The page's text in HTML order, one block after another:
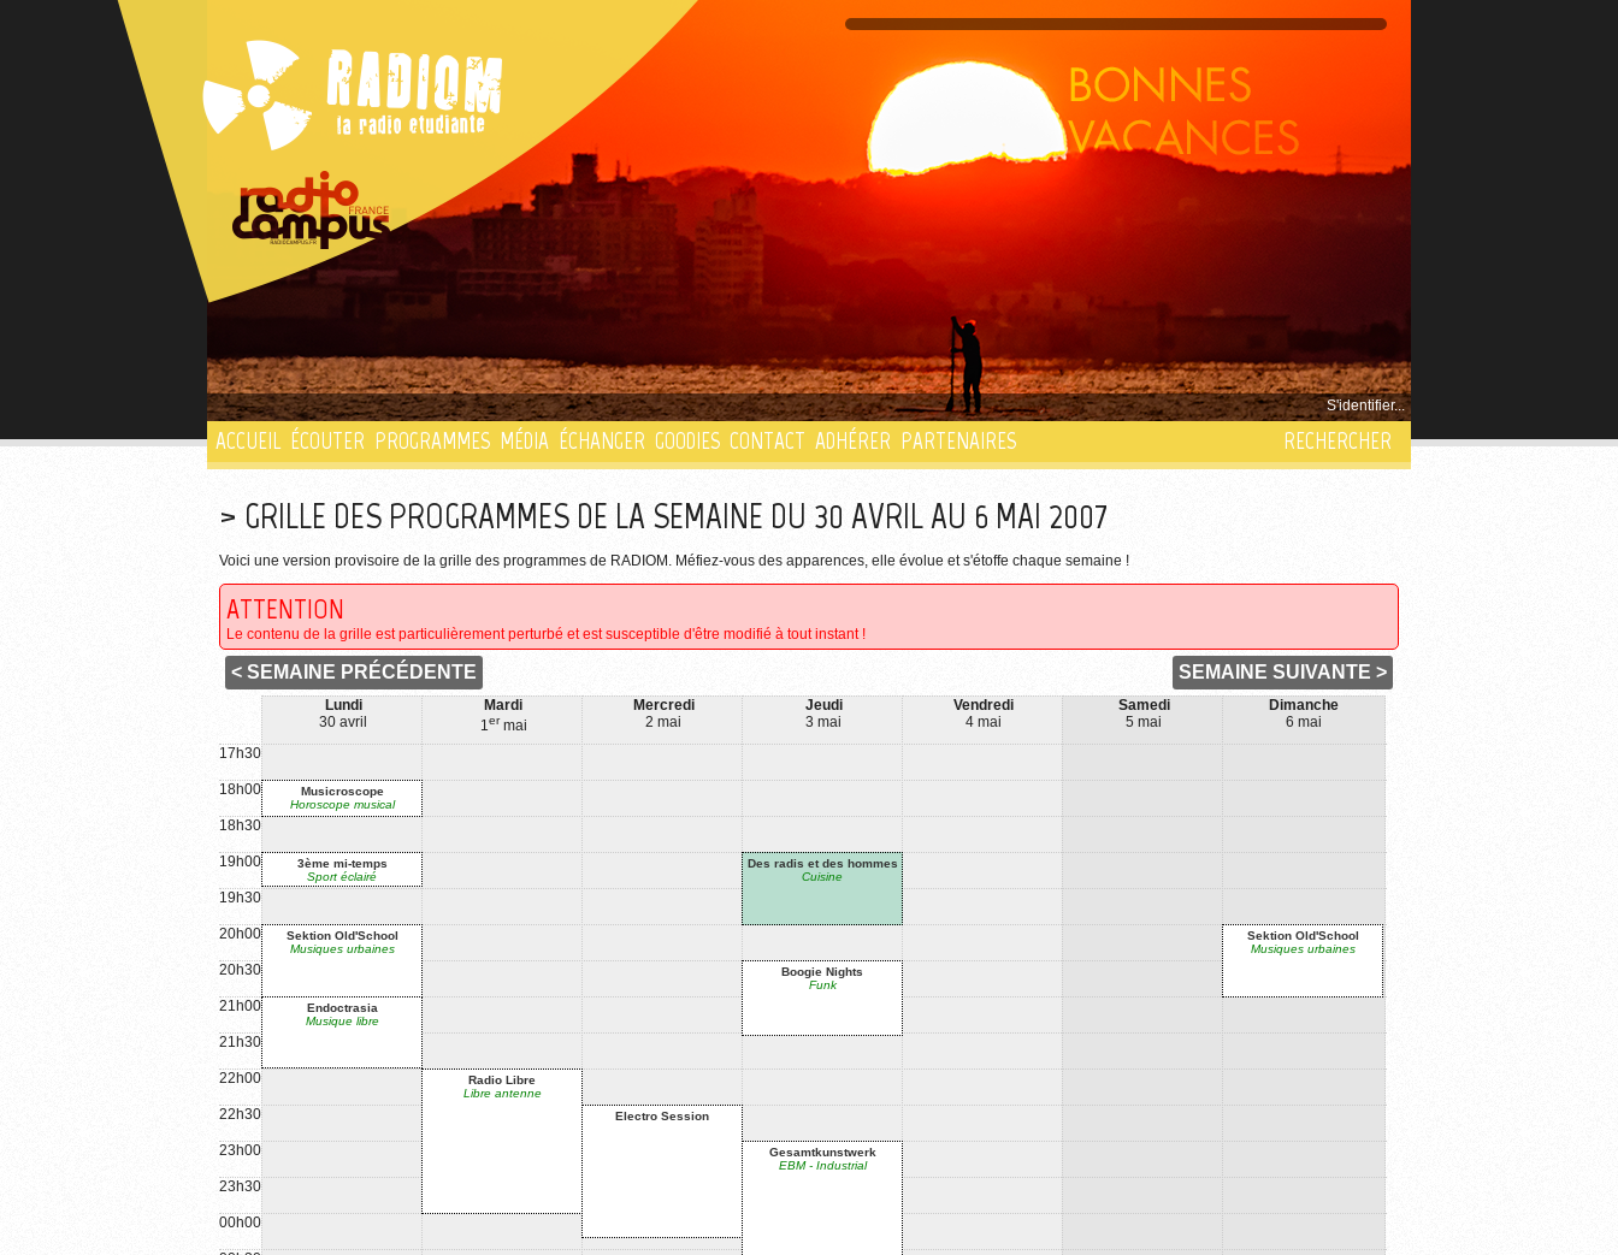
S'identifier...
ACCUEIL ÉCOUTER PROGRAMMES MÉDIA ÉCHANGER GOODIES CONTACT ADHÉRER PARTENAIRES RECHERCHER
GRILLE DES PROGRAMMES DE LA SEMAINE DU 30 AVRIL AU 6 MAI 2007
Voici une version provisoire de la grille des programmes de RADIOM. Méfiez-vous des apparences, elle évolue et s'étoffe chaque semaine !
ATTENTION
Le contenu de la grille est particulièrement perturbé et est susceptible d'être modifié à tout instant !
< SEMAINE PRÉCÉDENTE SEMAINE SUIVANTE >
Lundi
30 avril
Mardi
1er mai
Mercredi
2 mai
Jeudi
3 mai
Vendredi
4 mai
Samedi
5 mai
Dimanche
6 mai
17h30
18h00
18h30
19h00
19h30
20h00
20h30
21h00
21h30
22h00
22h30
23h00
23h30
00h00
Sektion Old'School
Musiques urbaines
Gesamtkunstwerk
EBM - Industrial
Boogie Nights
Funk
Des radis et des hommes
Cuisine
Electro Session
Radio Libre
Libre antenne
Endoctrasia
Musique libre
Sektion Old'School
Musiques urbaines
3ème mi-temps
Sport éclairé
Musicroscope
Horoscope musical